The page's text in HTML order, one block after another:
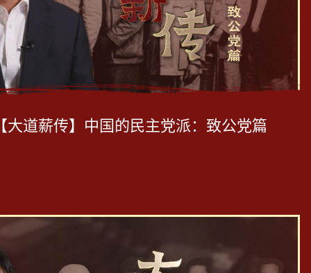
【大道薪传】中国的民主党派：致公党篇